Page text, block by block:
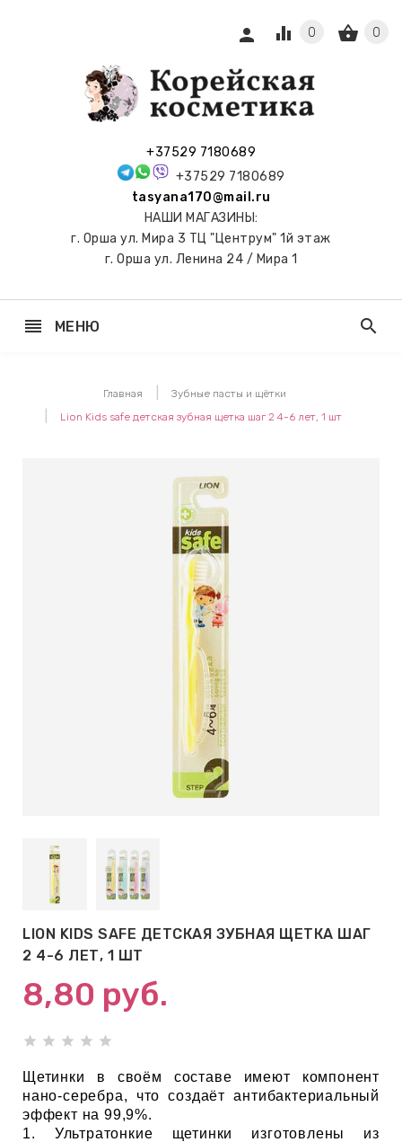
+37529 7180689
+37529 7180689
tasyana170@mail.ru
НАШИ МАГАЗИНЫ:
г. Орша ул. Мира 3 ТЦ "Центрум" 1й этаж
г. Орша ул. Ленина 24 / Мира 1
person shopping_basket 0
equalizer 0
reorder МЕНЮ
ТОНЕРЫ,
keyboard_arrow_right
КРЕМЫ
keyboard_arrow_right
search
Главная
Зубные пасты и щётки
Lion Kids safe детская зубная щетка шаг 2 4-6 лет, 1 шт
LION KIDS SAFE ДЕТСКАЯ ЗУБНАЯ ЩЕТКА ШАГ
2 4-6 ЛЕТ, 1 ШТ
8,80 руб.
Щетинки в своём составе имеют компонент
нано-серебра, что создаёт антибактериальный
эффект на 99,9%.
1. Ультратонкие щетинки изготовлены из